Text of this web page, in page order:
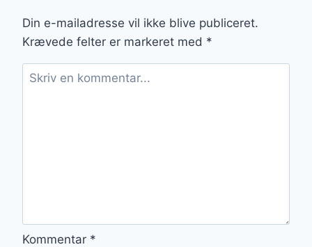
TIL
ASIATISK
TWIST
Din e-mailadresse vil ikke blive publiceret.
Krævede felter er markeret med *
Kommentar *